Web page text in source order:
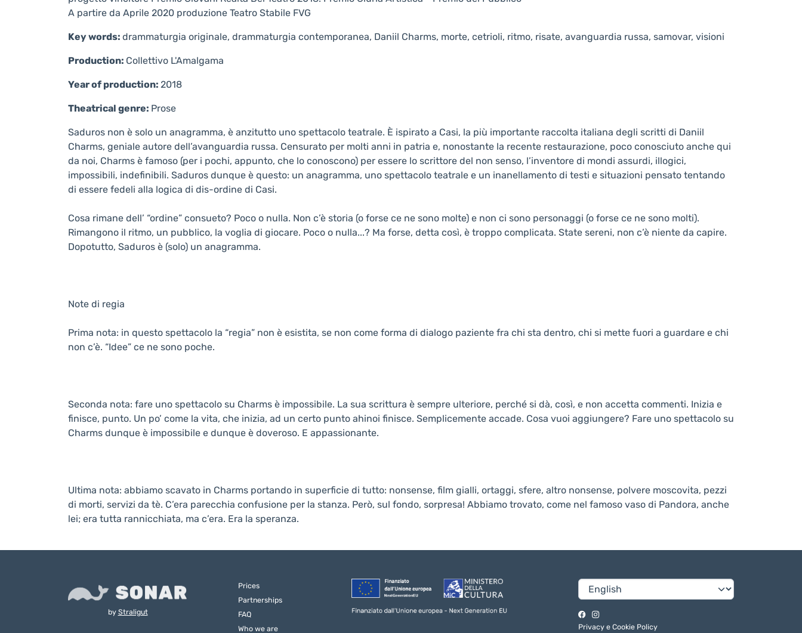
​A partire da Aprile 2020 produzione Teatro Stabile FVG
Key words: drammaturgia originale, drammaturgia contemporanea, Daniil Charms, morte, cetrioli, ritmo, risate, avanguardia russa, samovar, visioni
Production: Collettivo L'Amalgama
Year of production: 2018
Theatrical genre: Prose
Saduros non è solo un anagramma, è anzitutto uno spettacolo teatrale. È ispirato a Casi, la più importante raccolta italiana degli scritti di Daniil
Charms, geniale autore dell’avanguardia russa. Censurato per molti anni in patria e, nonostante la recente restaurazione, poco conosciuto anche qui
da noi, Charms è famoso (per i pochi, appunto, che lo conoscono) per essere lo scrittore del non senso, l’inventore di mondi assurdi, illogici,
impossibili, indefinibili. Saduros dunque è questo: un anagramma, uno spettacolo teatrale e un inanellamento di testi e situazioni pensato tentando
di essere fedeli alla logica di dis-ordine di Casi.
Cosa rimane dell’ “ordine” consueto? Poco o nulla. Non c’è storia (o forse ce ne sono molte) e non ci sono personaggi (o forse ce ne sono molti).
Rimangono il ritmo, un pubblico, la voglia di giocare. Poco o nulla...? Ma forse, detta così, è troppo complicata. State sereni, non c’è niente da capire.
Dopotutto, Saduros è (solo) un anagramma.
Note di regia
Prima nota: in questo spettacolo la “regia” non è esistita, se non come forma di dialogo paziente fra chi sta dentro, chi si mette fuori a guardare e chi
non c’è. “Idee” ce ne sono poche.
Seconda nota: fare uno spettacolo su Charms è impossibile. La sua scrittura è sempre ulteriore, perché si dà, così, e non accetta commenti. Inizia e
finisce, punto. Un po’ come la vita, che inizia, ad un certo punto ahinoi finisce. Semplicemente accade. Cosa vuoi aggiungere? Fare uno spettacolo su
Charms dunque è impossibile e dunque è doveroso. E appassionante.
Ultima nota: abbiamo scavato in Charms portando in superficie di tutto: nonsense, film gialli, ortaggi, sfere, altro nonsense, polvere moscovita, pezzi
di morti, servizi da tè. C’era parecchia confusione per la stanza. Però, sul fondo, sorpresa! Abbiamo trovato, come nel famoso vaso di Pandora, anche
lei; era tutta rannicchiata, ma c’era. Era la speranza.
by Straligut
Prices
Partnerships
FAQ
Who we are
Privacy e Cookie Policy